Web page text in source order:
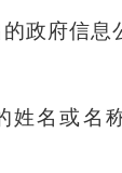
政府信息
姓名或名